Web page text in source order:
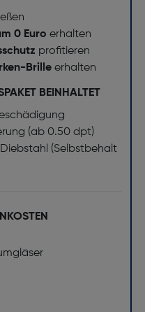
0 Euro erhalten
profitieren
Brille erhalten
BEINHALTET
(ab 0.50 dpt)
(Selbstbehalt